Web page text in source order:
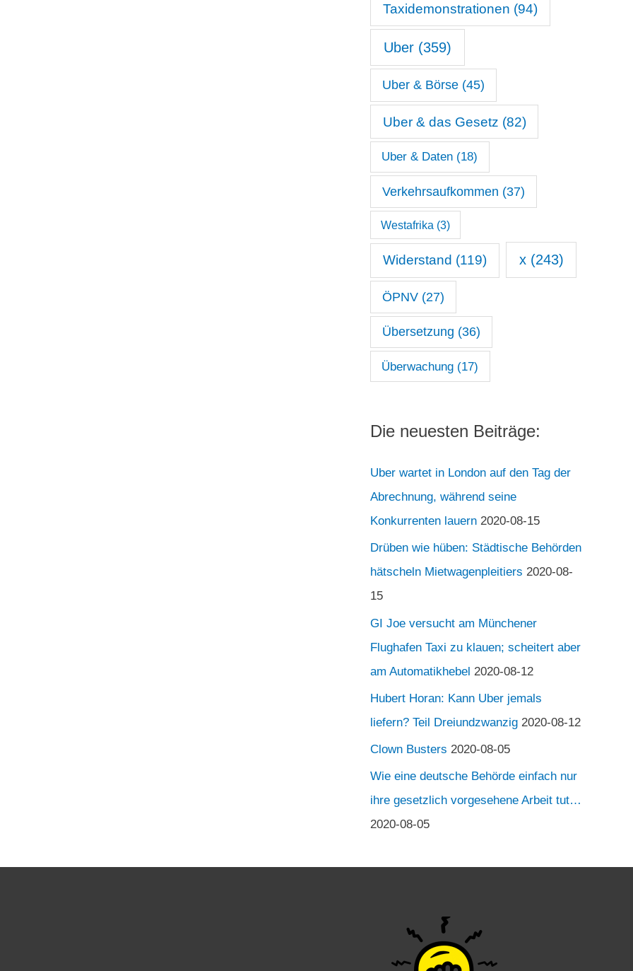
Taxidemonstrationen (94)
Uber (359)
Uber & Börse (45)
Uber & das Gesetz (82)
Uber & Daten (18)
Verkehrsaufkommen (37)
Westafrika (3)
Widerstand (119) x(243)
ÖPNV(27)
Übersetzung (36)
Überwachung (17)
Die neuesten Beiträge:
Uber wartet in London auf den Tag der
Abrechnung, während seine
Konkurrenten lauern 2020-08-15
Drüben wie hüben: Städtische Behörden
hätscheln Mietwagenpleitiers 2020-08-
15
GI Joe versucht am Münchener
Flughafen Taxi zu klauen; scheitert aber
am Automatikhebel 2020-08-12
Hubert Horan: Kann Uber jemals
liefern? Teil Dreiundzwanzig 2020-08-12
Clown Busters 2020-08-05
Wie eine deutsche Behörde einfach nur
ihre gesetzlich vorgesehene Arbeit tut…
2020-08-05